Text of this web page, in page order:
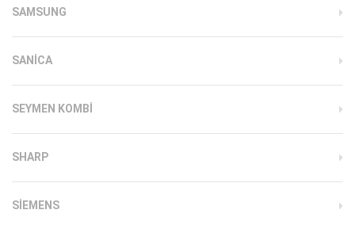
SAMSUNG
SANICA
SEYMEN KOMBI
SHARP
SIEMENS